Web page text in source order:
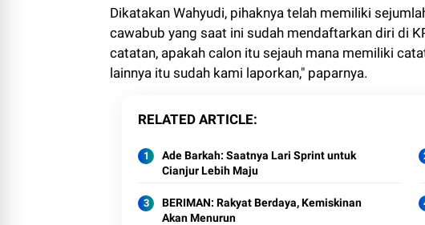
Dikatakan Wahyudi, pihaknya telah memiliki
cawabub yang saat ini sudah mendaftarkan diri di
catatan, apakah calon itu sejauh mana memiliki
lainnya itu sudah kami laporkan," paparnya.
RELATED ARTICLE
Ade Barkah: Saatnya Lari Sprint untuk
Cianjur Lebih Maju
BERIMAN: Rakyat Berdaya, Kemiskinan
Akan Menurun